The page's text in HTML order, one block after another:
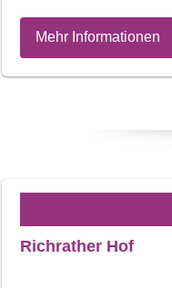
Mehr Informationen
Richrather Hof